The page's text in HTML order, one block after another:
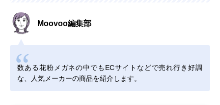
Moovoo編集部
数ある花粉メガネの中でもECサイトなどで売れ行き好調
な、人気メーカーの商品を紹介します。